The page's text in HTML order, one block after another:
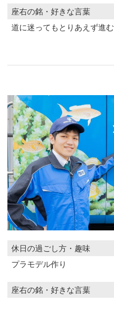
座右の銘・好きな言葉
道に迷ってもとりあえず進む
休日の過ごし方・趣味
プラモデル作り
座右の銘・好きな言葉